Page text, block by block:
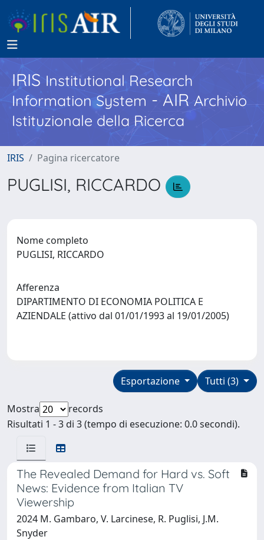
IRISInstitutional Research
Information System - AIR Archivio
Istituzionale della Ricerca
IRIS Pagina ricercatore
PUGLISI, RICCARDO
Nome completo
PUGLISI, RICCARDO
Afferenza
DIPARTIMENTO DI ECONOMIA POLITICA E
AZIENDALE (attivo dal 01/01/1993 al 19/01/2005)
Tutti (3)
Esportazione
Mostra
records
Risultati 1 - 3 di 3 (tempo di esecuzione: 0.0 secondi).
The Revealed Demand for Hard vs. Soft
News: Evidence from Italian TV
Viewership
2024 M. Gambaro, V. Larcinese, R. Puglisi, J.M.
Snyder